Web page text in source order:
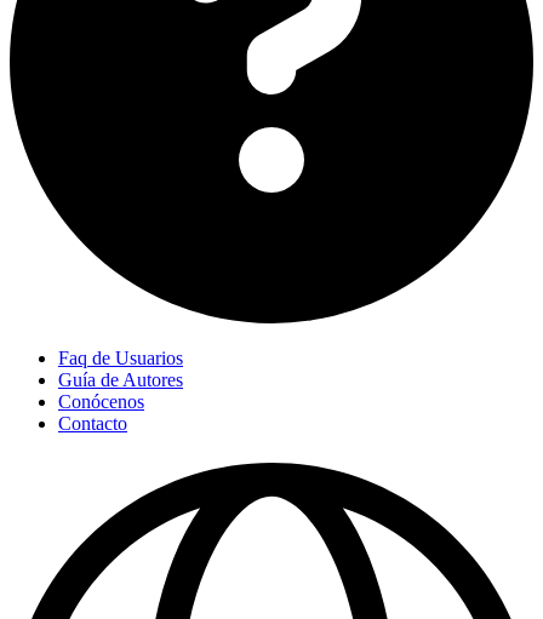
Faq de Usuarios
Guía de Autores
Conócenos
Contacto